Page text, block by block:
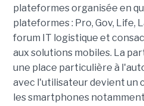
plateformes organisée en
plateformes : Pro, Gov, Life,
forum IT logistique et
aux solutions mobiles. La
une place particulière à
avec l'utilisateur devient un
les smartphones